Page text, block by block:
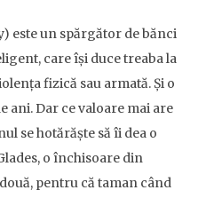
este un spărgător de bănci
care își duce treaba la
fizică sau armată. Și o
ani. Dar ce valoare mai are
se hotărăște să îi dea o
o închisoare din
pentru că taman când